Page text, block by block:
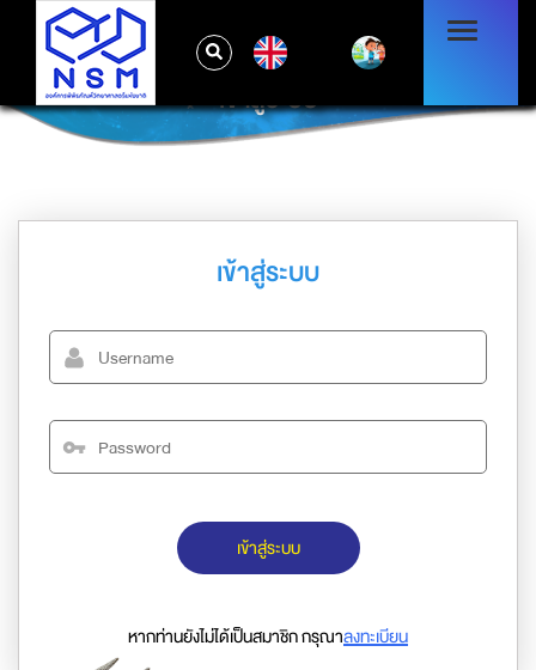
เข้าสู่ระบบ
เข้าสู่ระบบ
เข้าสู่ระบบ
หากท่านยังไม่ได้เป็นสมาชิก กรุณาลงทะเบียน